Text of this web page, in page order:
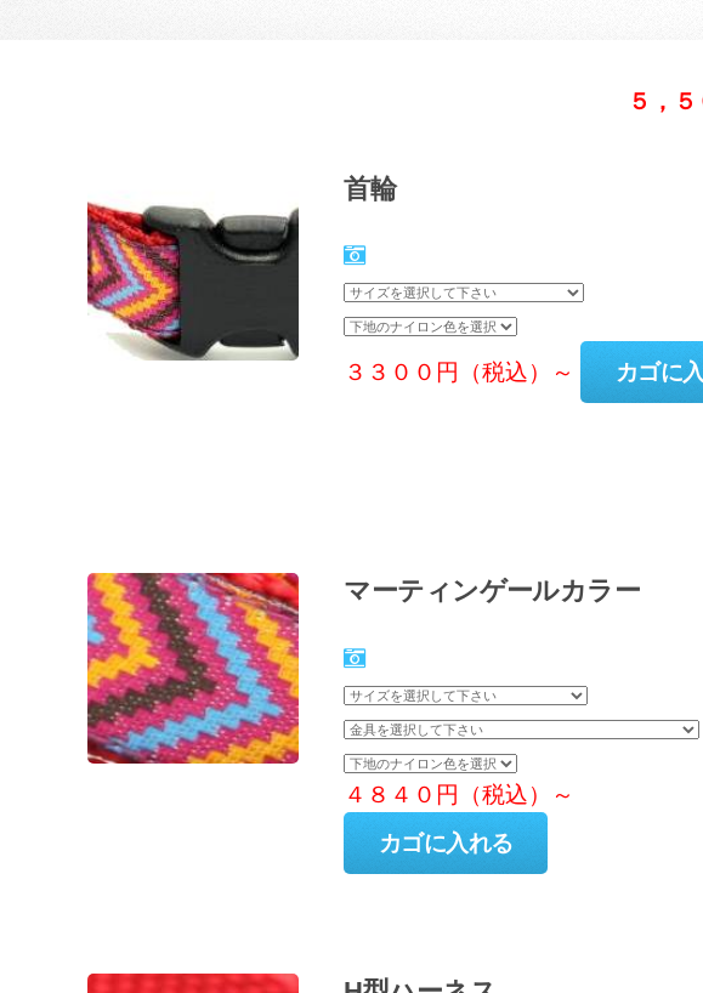
５，
首輪
３３００円（税込）～
マーティンゲールカラー
４８４０円（税込）～